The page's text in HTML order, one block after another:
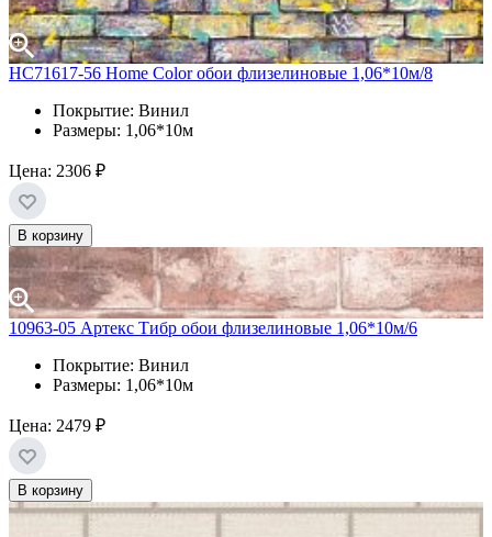
HC71617-56 Home Color обои флизелиновые 1,06*10м/8
Покрытие: Винил
Размеры: 1,06*10м
Цена: 2306 ₽
В корзину
10963-05 Артекс Тибр обои флизелиновые 1,06*10м/6
Покрытие: Винил
Размеры: 1,06*10м
Цена: 2479 ₽
В корзину